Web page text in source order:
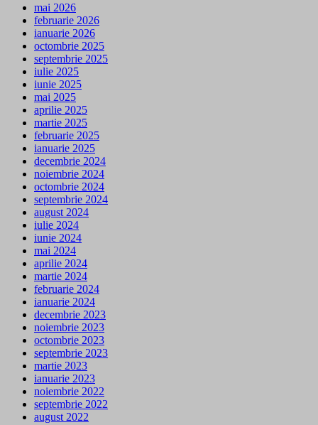
mai 2026
februarie 2026
ianuarie 2026
octombrie 2025
septembrie 2025
iulie 2025
iunie 2025
mai 2025
aprilie 2025
martie 2025
februarie 2025
ianuarie 2025
decembrie 2024
noiembrie 2024
octombrie 2024
septembrie 2024
august 2024
iulie 2024
iunie 2024
mai 2024
aprilie 2024
martie 2024
februarie 2024
ianuarie 2024
decembrie 2023
noiembrie 2023
octombrie 2023
septembrie 2023
martie 2023
ianuarie 2023
noiembrie 2022
septembrie 2022
august 2022